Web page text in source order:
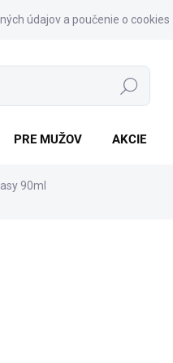
údajov a poučenie o cookies
Hľadať
PRE MUŽOV AKCIE
90ml